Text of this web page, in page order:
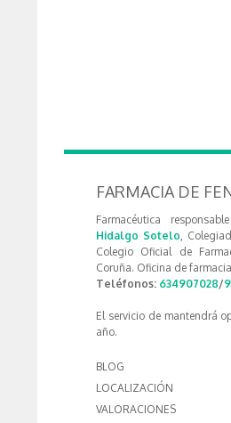
FARMACIA DE
Farmacéutica responsable
Hidalgo Sotelo,
Colegio Oficial de
Coruña. Oficina de farmacia
Teléfonos: 634907028/
El servicio de mantendrá
año.
BLOG
LOCALIZACIÓN
VALORACIONES